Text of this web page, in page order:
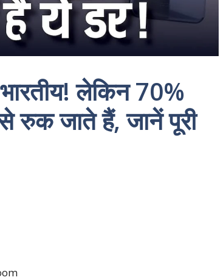
लेकिन 70%
रुक जाते हैं, जानें पूरी